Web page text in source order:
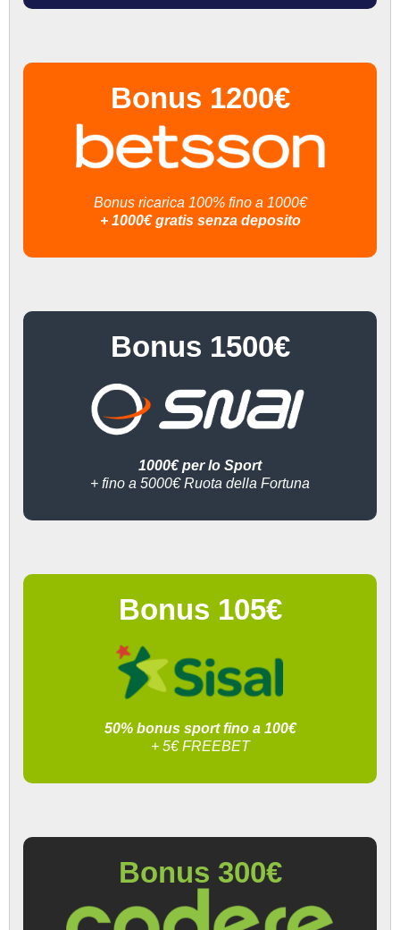
Bonus 1200€
Bonus ricarica 100% fino a 1000€
+ 1000€ gratis senza deposito
Bonus 1500€
1000€ per lo Sport
+ fino a 5000€ Ruota della Fortuna
Bonus 105€
50% bonus sport fino a 100€
+ 5€ FREEBET
Bonus 300€